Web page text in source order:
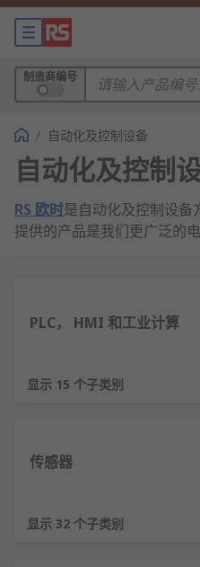
制造商编号
/ 自动化及控制设备
自动化及控制
RS 欧时是自动化及控制设备
提供的产品是我们更广泛的
自动化和控制产品覆盖众多
域。为您提供的产品范围从
电机控制器到机器防护、接
用于与简单机器到复杂过程
享有盛誉，这让我们引以为
足和具有竞争力的自动化及
们产品系列中的数十万种其
场所环境安全且实用。
PLC， HMI 和工业计算
显示 15 个子类别
传感器
显示 32 个子类别